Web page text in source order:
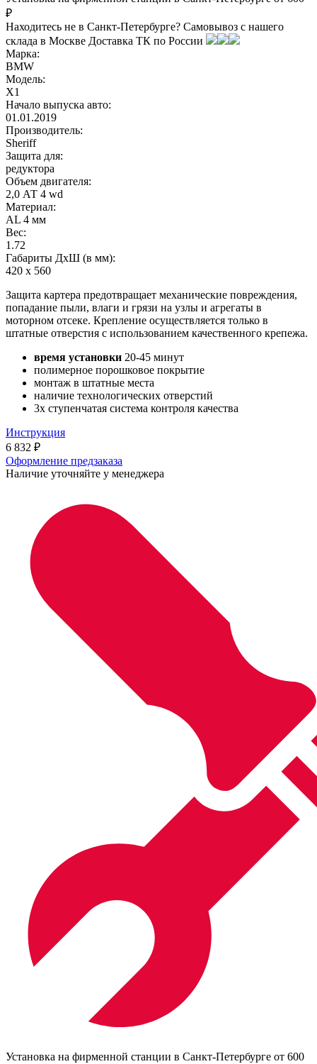
₽
Находитесь не в Санкт-Петербурге? Самовывоз с нашего
склада в Москве Доставка ТК по России
Марка:
BMW
Модель:
X1
Начало выпуска авто:
01.01.2019
Производитель:
Sheriff
Защита для:
редуктора
Объем двигателя:
2,0 АТ 4 wd
Материал:
AL 4 мм
Вес:
1.72
Габариты ДхШ (в мм):
420 х 560
Защита картера предотвращает механические повреждения,
попадание пыли, влаги и грязи на узлы и агрегаты в
моторном отсеке. Крепление осуществляется только в
штатные отверстия с использованием качественного крепежа.
время установки 20-45 минут
полимерное порошковое покрытие
монтаж в штатные места
наличие технологических отверстий
3х ступенчатая система контроля качества
Инструкция
6 832 ₽
Оформление предзаказа
Наличие уточняйте у менеджера
Установка на фирменной станции в Санкт-Петербурге от 600